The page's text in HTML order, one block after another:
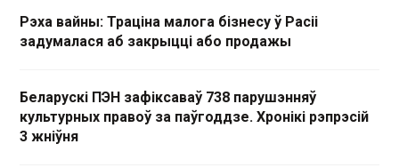
Рэха вайны: Траціна малога бізнесу ў Расіі
задумалася аб закрыцці або продажы
Беларускі ПЭН зафіксаваў 738 парушэнняў
культурных правоў за паўгоддзе. Хронікі рэпрэсій
3 жніўня